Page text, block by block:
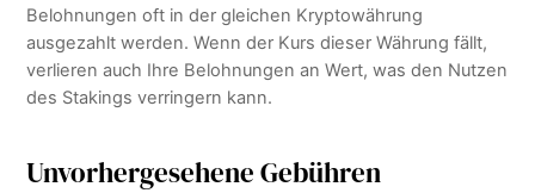
Belohnungen oft in der gleichen Kryptowährung
ausgezahlt werden. Wenn der Kurs dieser Währung fällt,
verlieren auch Ihre Belohnungen an Wert, was den Nutzen
des Stakings verringern kann.
Unvorhergesehene Gebühren